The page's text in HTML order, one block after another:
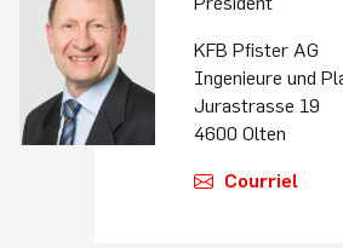
KFB Pfister AG
Ingenieure und
Jurastrasse 19
4600 Olten
Courriel